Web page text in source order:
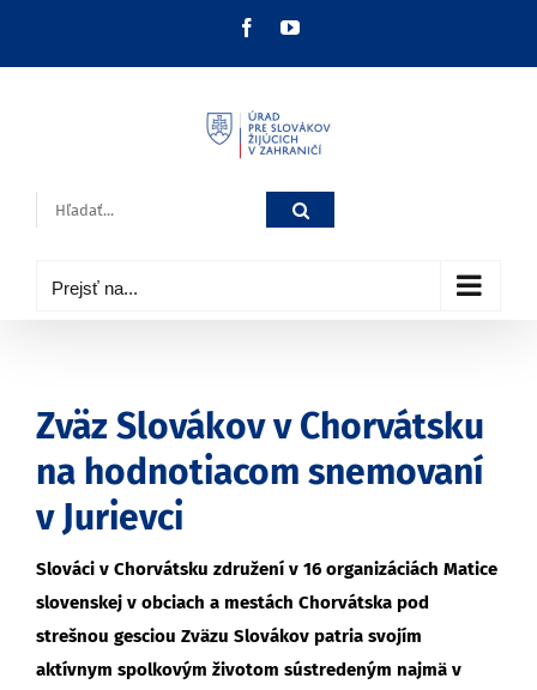
FacebookYouTube
Hľadať:
Prejsť na...
Zväz Slovákov v Chorvátsku
na hodnotiacom snemovaní
v Jurievci
Slováci v Chorvátsku združení v 16 organizáciách Matice
slovenskej v obciach a mestách Chorvátska pod
strešnou gesciou Zväzu Slovákov patria svojím
aktívnym spolkovým životom sústredeným najmä v